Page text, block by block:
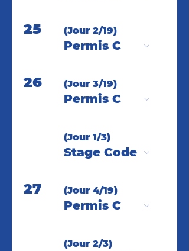
25 (Jour 2/19)
Permis C
26 (Jour 3/19)
Permis C
(Jour 1/3)
Stage Code
27 (Jour 4/19)
Permis C
(Jour 2/3)